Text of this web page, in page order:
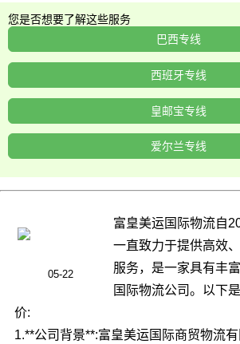
您是否想要了解这些服务
巴西专线
西班牙专线
皇邮宝专线
爱尔兰专线
05-22
富皇美运国际物流自
一直致力于提供高效
服务，是一家具有丰
国际物流公司。以下
价:
1.**公司背景**:富皇美运国际商贸物流